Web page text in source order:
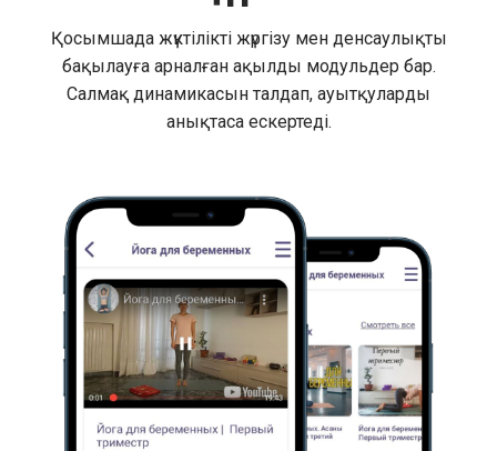
Қосымшада жүктілікті жүргізу мен денсаулықты
бақылауға арналған ақылды модульдер бар.
Салмақ динамикасын талдап, ауытқуларды
анықтаса ескертеді.